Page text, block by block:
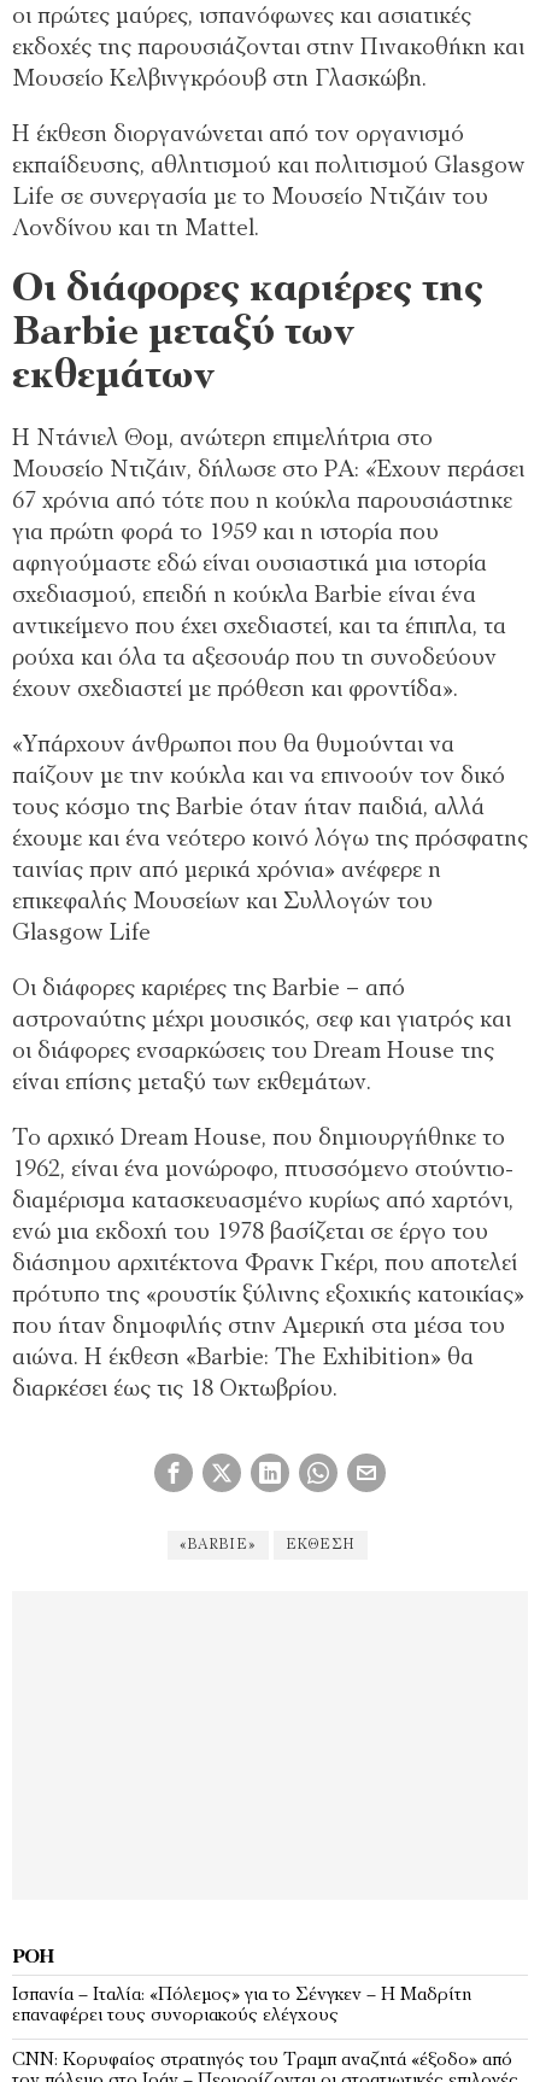
οι πρώτες μαύρες, ισπανόφωνες και ασιατικές
εκδοχές της παρουσιάζονται στην Πινακοθήκη και
Μουσείο Κελβινγκρόουβ στη Γλασκώβη.
Η έκθεση διοργανώνεται από τον οργανισμό
εκπαίδευσης, αθλητισμού και πολιτισμού Glasgow
Life σε συνεργασία με το Μουσείο Ντιζάιν του
Λονδίνου και τη Mattel.
Οι διάφορες καριέρες της
Barbie μεταξύ των
εκθεμάτων
Η Ντάνιελ Θομ, ανώτερη επιμελήτρια στο
Μουσείο Ντιζάιν, δήλωσε στο PΑ: «Έχουν περάσει
67 χρόνια από τότε που η κούκλα παρουσιάστηκε
για πρώτη φορά το 1959 και η ιστορία που
αφηγούμαστε εδώ είναι ουσιαστικά μια ιστορία
σχεδιασμού, επειδή η κούκλα Barbie είναι ένα
αντικείμενο που έχει σχεδιαστεί, και τα έπιπλα, τα
ρούχα και όλα τα αξεσουάρ που τη συνοδεύουν
έχουν σχεδιαστεί με πρόθεση και φροντίδα».
«Υπάρχουν άνθρωποι που θα θυμούνται να
παίζουν με την κούκλα και να επινοούν τον δικό
τους κόσμο της Barbie όταν ήταν παιδιά, αλλά
έχουμε και ένα νεότερο κοινό λόγω της πρόσφατης
ταινίας πριν από μερικά χρόνια» ανέφερε η
επικεφαλής Μουσείων και Συλλογών του
Glasgow Life
Οι διάφορες καριέρες της Barbie – από
αστροναύτης μέχρι μουσικός, σεφ και γιατρός και
οι διάφορες ενσαρκώσεις του Dream House της
είναι επίσης μεταξύ των εκθεμάτων.
Το αρχικό Dream House, που δημιουργήθηκε το
1962, είναι ένα μονώροφο, πτυσσόμενο στούντιο-
διαμέρισμα κατασκευασμένο κυρίως από χαρτόνι,
ενώ μια εκδοχή του 1978 βασίζεται σε έργο του
διάσημου αρχιτέκτονα Φρανκ Γκέρι, που αποτελεί
πρότυπο της «ρουστίκ ξύλινης εξοχικής κατοικίας»
που ήταν δημοφιλής στην Αμερική στα μέσα του
αιώνα. Η έκθεση «Barbie: The Exhibition» θα
διαρκέσει έως τις 18 Οκτωβρίου.
«BARBIE» ΈΚΘΕΣΗ
ΡΟΉ
Ισπανία – Ιταλία: «Πόλεμος» για το Σένγκεν – Η Μαδρίτη
επαναφέρει τους συνοριακούς ελέγχους
CNN: Κορυφαίος στρατηγός του Τραμπ αναζητά «έξοδο» από